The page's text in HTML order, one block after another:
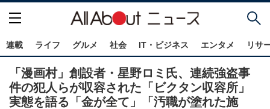
連載 ライフ グルメ 社会 IT・ビジネス エンタメ リサ
「漫画村」創設者・星野ロミ氏、連続強盗事
件の犯人らが収容された「ビクタン収容所」
実態を語る「金が全て」「汚職が塗れた施